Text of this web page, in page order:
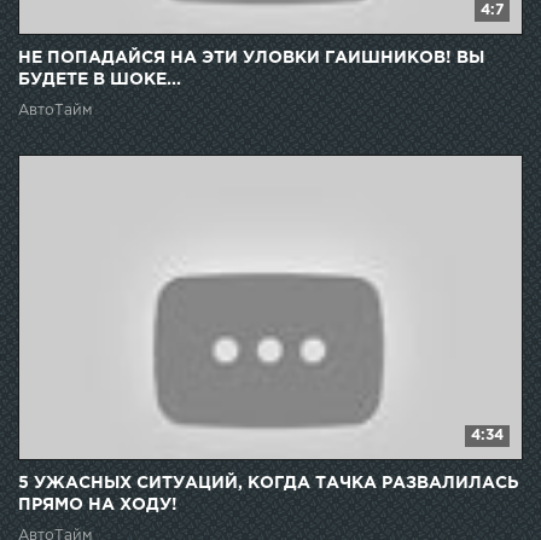
4:7
НЕ ПОПАДАЙСЯ НА ЭТИ УЛОВКИ ГАИШНИКОВ! ВЫ
БУДЕТЕ В ШОКЕ...
АвтоТайм
4:34
5 УЖАСНЫХ СИТУАЦИЙ, КОГДА ТАЧКА РАЗВАЛИЛАСЬ
ПРЯМО НА ХОДУ!
АвтоТайм